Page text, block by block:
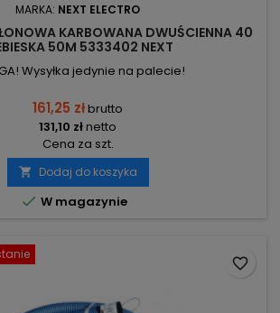
MARKA: NEXT ELECTRO
KARBOWANA DWUŚCIENNA 40
50M 5333402 NEXT
Wysyłka jedynie na palecie!
161,25 złbrutto
131,10 złnetto
Cena za szt.
 Dodaj do koszyka
 W magazynie
favorite_border